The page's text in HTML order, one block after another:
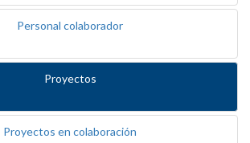
Personal colaborador
Proyectos
Proyectos en colaboración